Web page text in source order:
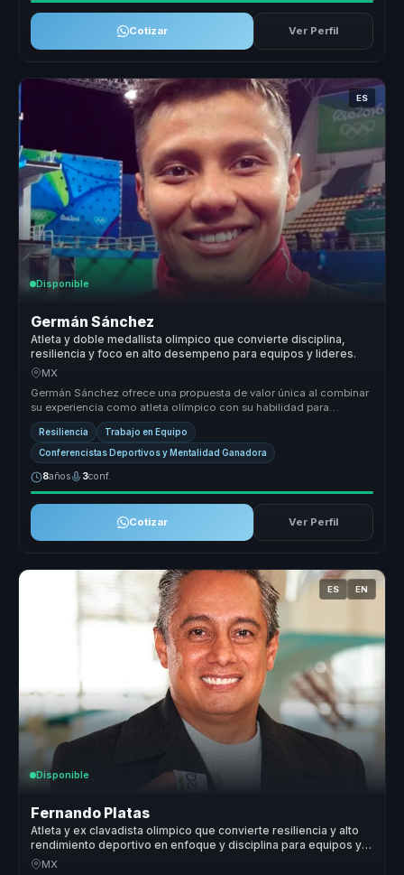
Cotizar Ver Perfil
ES
Disponible
Germán Sánchez
Atleta y doble medallista olimpico que convierte disciplina,
resiliencia y foco en alto desempeno para equipos y lideres.
MX
Germán Sánchez ofrece una propuesta de valor única al combinar
su experiencia como atleta olímpico con su habilidad para
comunicar y moti...
Resiliencia Trabajo en Equipo
Conferencistas Deportivos y Mentalidad Ganadora
8años 3conf.
Cotizar Ver Perfil
ES EN
Disponible
Fernando Platas
Atleta y ex clavadista olimpico que convierte resiliencia y alto
rendimiento deportivo en enfoque y disciplina para equipos y
lideres.
MX